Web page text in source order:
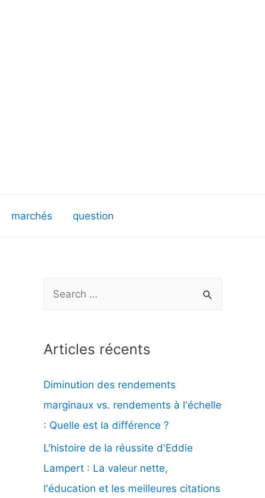
marchés question
h
r
c
h
e
r
Articles récents
Diminution des rendements
marginaux vs. rendements à l'échelle
: Quelle est la différence ?
L'histoire de la réussite d'Eddie
Lampert : La valeur nette,
l'éducation et les meilleures citations